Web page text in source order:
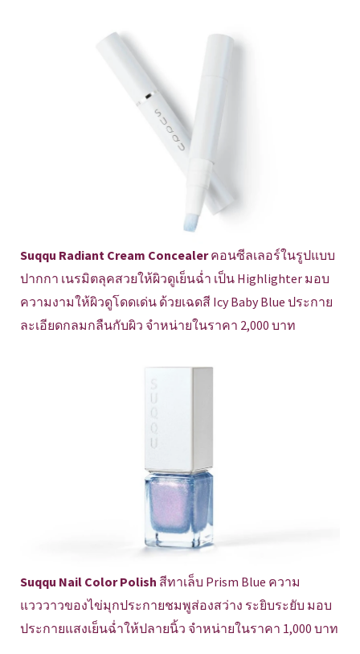
Suqqu Radiant Cream Concealerคอนซีลเลอร์ในรูปแบบ
ปากกา เนรมิตลุคสวยให้ผิวดูเย็นฉ่ำ เป็น Highlighter มอบ
ความงามให้ผิวดูโดดเด่น ด้วยเฉดสี Icy Baby Blue ประกาย
ละเอียดกลมกลืนกับผิว จำหน่ายในราคา 2,000 บาท
Suqqu Nail Color Polish สีทาเล็บ Prism Blue ความ
แวววาวของไข่มุกประกายชมพูส่องสว่าง ระยิบระยับ มอบ
ประกายแสงเย็นฉ่ำให้ปลายนิ้ว จำหน่ายในราคา 1,000 บาท